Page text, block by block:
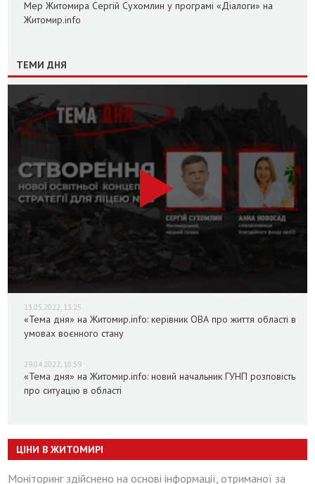
Мер Житомира Сергій Сухомлин у програмі «Діалоги» на
Житомир.info
ТЕМИ ДНЯ
13.05.2022, 13:25
«Тема дня» на Житомир.info: керівник ОВА про життя області в
умовах воєнного стану
29.04.2022, 10:59
«Тема дня» на Житомир.info: новий начальник ГУНП розповість
про ситуацію в області
ЦІНИ В ЖИТОМИРІ
Моніторинг здійснено на основі інформації, отриманої за